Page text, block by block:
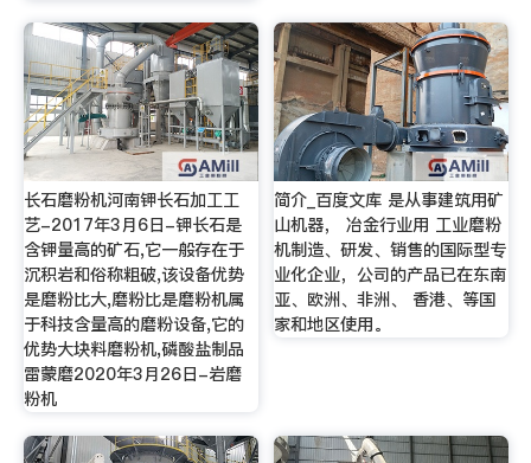
长石磨粉机河南钾长石加工工
艺-2017年3月6日-钾长石是
含钾量高的矿石,它一般存在于
沉积岩和俗称粗破,该设备优势
是磨粉比大,磨粉比是磨粉机属
于科技含量高的磨粉设备,它的
优势大块料磨粉机,磷酸盐制品
雷蒙磨2020年3月26日-岩磨
粉机
简介_百度文库 是从事建筑用矿
山机器， 冶金行业用 工业磨粉
机制造、研发、销售的国际型专
业化企业，公司的产品已在东南
亚、欧洲、非洲、 香港、等国
家和地区使用。